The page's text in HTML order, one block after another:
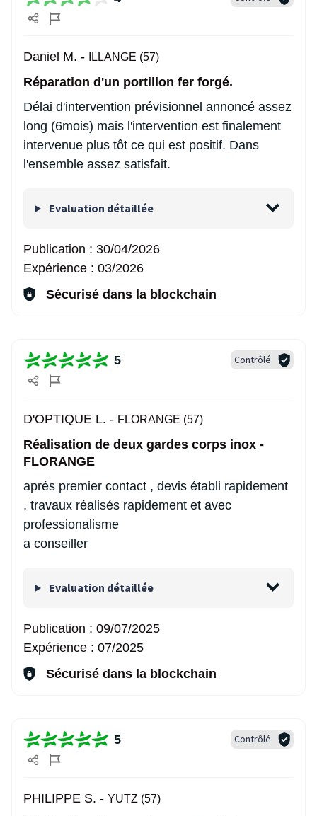
Daniel M. - ILLANGE (57)
Réparation d'un portillon fer forgé.
Délai d'intervention prévisionnel annoncé assez
long (6mois) mais l'intervention est finalement
intervenue plus tôt ce qui est positif. Dans
l'ensemble assez satisfait.
Evaluation détaillée
Publication : 30/04/2026
Expérience : 03/2026
Sécurisé dans la blockchain
5 Contrôlé
D'OPTIQUE L. - FLORANGE (57)
Réalisation de deux gardes corps inox -
FLORANGE
aprés premier contact , devis établi rapidement
, travaux réalisés rapidement et avec
professionalisme
a conseiller
Evaluation détaillée
Publication : 09/07/2025
Expérience : 07/2025
Sécurisé dans la blockchain
5 Contrôlé
PHILIPPE S. - YUTZ (57)